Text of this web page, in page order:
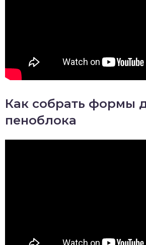
Как собрать формы
пеноблока